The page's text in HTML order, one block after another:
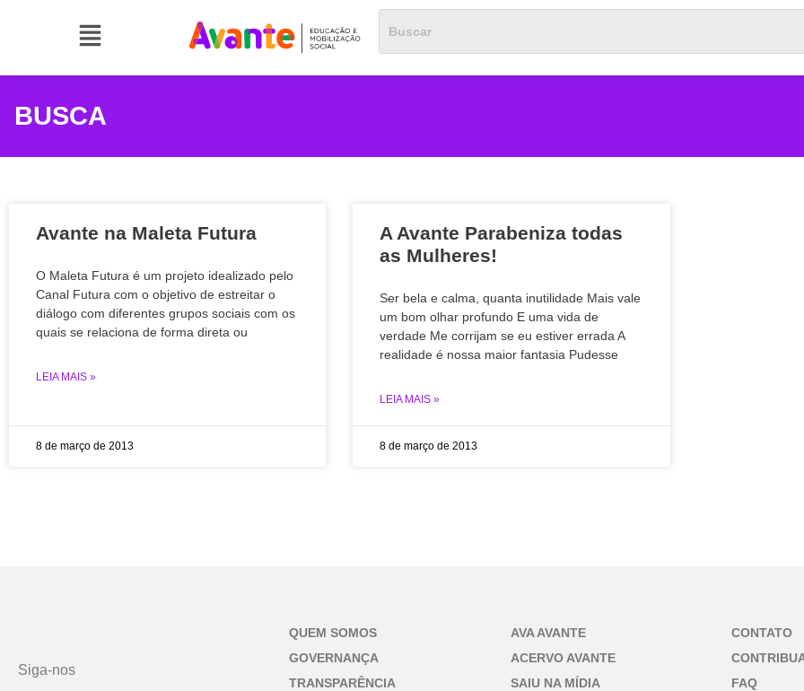
BUSCA
Avante na Maleta Futura
O Maleta Futura é um projeto idealizado pelo
Canal Futura com o objetivo de estreitar o
diálogo com diferentes grupos sociais com os
quais se relaciona de forma direta ou
LEIA MAIS »
8 de março de 2013
A Avante Parabeniza todas
as Mulheres!
Ser bela e calma, quanta inutilidade Mais vale
um bom olhar profundo E uma vida de
verdade Me corrijam se eu estiver errada A
realidade é nossa maior fantasia Pudesse
LEIA MAIS »
8 de março de 2013
Siga-nos
QUEM SOMOS
GOVERNANÇA
TRANSPARÊNCIA
AVA AVANTE
ACERVO AVANTE
SAIU NA MÍDIA
CONTATO
FAQ